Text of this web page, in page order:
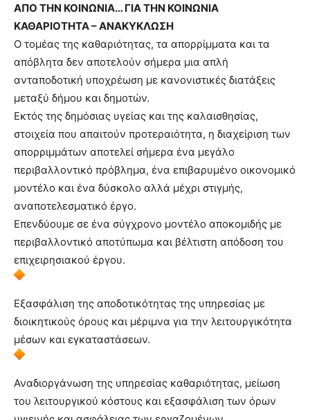
ΑΠΟ ΤΗΝ ΚΟΙΝΩΝΙΑ… ΓΙΑ ΤΗΝ ΚΟΙΝΩΝΙΑ
ΚΑΘΑΡΙΟΤΗΤΑ – ΑΝΑΚΥΚΛΩΣΗ
Ο τομέας της καθαριότητας, τα απορρίμματα και τα
απόβλητα δεν αποτελούν σήμερα μια απλή
ανταποδοτική υποχρέωση με κανονιστικές διατάξεις
μεταξύ δήμου και δημοτών.
Εκτός της δημόσιας υγείας και της καλαισθησίας,
στοιχεία που απαιτούν προτεραιότητα, η διαχείριση των
απορριμμάτων αποτελεί σήμερα ένα μεγάλο
περιβαλλοντικό πρόβλημα, ένα επιβαρυμένο οικονομικό
μοντέλο και ένα δύσκολο αλλά μέχρι στιγμής,
αναποτελεσματικό έργο.
Επενδύουμε σε ένα σύγχρονο μοντέλο αποκομιδής με
περιβαλλοντικό αποτύπωμα και βέλτιστη απόδοση του
επιχειρησιακού έργου.
Εξασφάλιση της αποδοτικότητας της υπηρεσίας με
διοικητικούς όρους και μέριμνα για την λειτουργικότητα
μέσων και εγκαταστάσεων.
Αναδιοργάνωση της υπηρεσίας καθαριότητας, μείωση
του λειτουργικού κόστους και εξασφάλιση των όρων